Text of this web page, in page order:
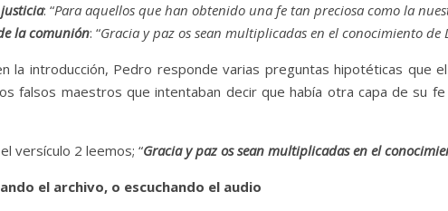
: “Para aquellos que han obtenido una fe tan preciosa como la
la comunión: “Gracia y paz os sean multiplicadas en el conocimiento de
la introducción, Pedro responde varias preguntas hipotéticas
falsos maestros que intentaban decir que había otra capa de su
versículo 2 leemos; “Gracia y paz os sean multiplicadas en el
el archivo, o escuchando el audio